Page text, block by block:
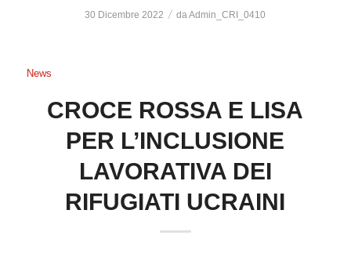
30 Dicembre 2022 / daAdmin_CRI_0410
News
CROCE ROSSA E LISA
PER L’INCLUSIONE
LAVORATIVA DEI
RIFUGIATI UCRAINI